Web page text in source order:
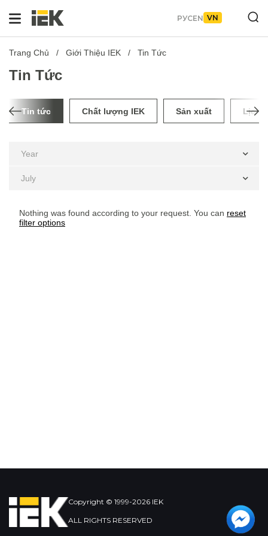
РУСEN VN
Trang Chủ Giới Thiệu IEK Tin Tức
Tin Tức
Tin tức Chất lượng IEK Sản xuất Lịch
Year
July
Nothing was found according to your request. You can reset
filter options
Copyright © 1999-2026 IEK
ALL RIGHTS RESERVED